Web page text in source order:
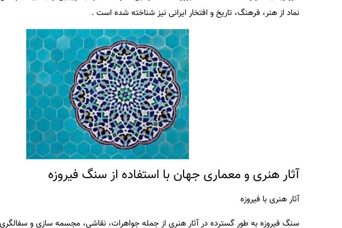
نماد از هنر، فرهنگ، تاریخ و افتخار ایرانی نیز شناخته شده است .
آثار هنری و معماری جهان با استفاده از سنگ فیروزه
آثار هنری با فیروزه
سنگ فیروزه به طور گسترده در آثار هنری از جمله جواهرات، نقاشی، مجسمه سازی و